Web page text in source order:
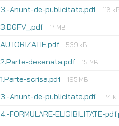
3.-Anunt-de-publicitate.pdf 116 kB
3.DGFV_.pdf 17 MB
AUTORIZATIE.pdf 539 kB
2.Parte-desenata.pdf 15 MB
1.Parte-scrisa.pdf 195 MB
3.-Anunt-de-publicitate.pdf 174
4.-FORMULARE-ELIGIBILITATE-